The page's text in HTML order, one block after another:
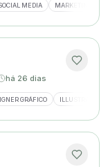
MEDIA MARKETING
há 26 dias
GRÁFICO ILLUSTRATOR